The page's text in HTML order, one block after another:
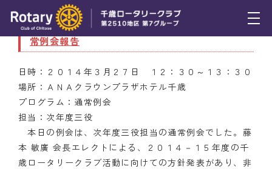
トピックス
例会報告
活動報告
理事会報告
スケジュール
3月27日（木） 第３９回（通算２３１５回）通
常例会報告
日時：２０１４年３月２７日 １２：３０～１３：３０
場所：ＡＮＡクラウンプラザホテル千歳
プログラム：通常例会
担当：次年度三役
本日の例会は、次年度三役担当の通常例会でした。藤
本 敏廣 会長エレクトによる、２０１４－１５年度の千
歳ロータリークラブ活動に向けての方針発表があり、非